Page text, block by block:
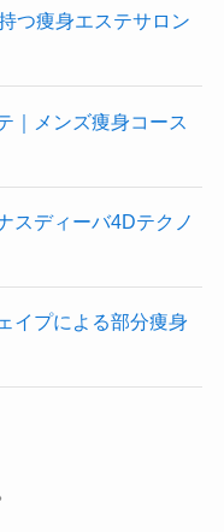
つ痩身エステサロン
｜メンズ痩身コース
スディーバ4Dテクノ
イプによる部分痩身